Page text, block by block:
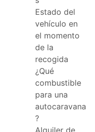
Estado del
vehículo en
el momento
de la
recogida
¿Qué
combustible
para una
autocaravana
?